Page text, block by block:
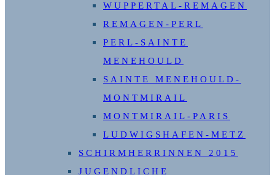
WUPPERTAL-REMAGEN
REMAGEN-PERL
PERL-SAINTE
MENEHOULD
SAINTE MENEHOULD-
MONTMIRAIL
MONTMIRAIL-PARIS
LUDWIGSHAFEN-METZ
SCHIRMHERRINNEN 2015
JUGENDLICHE